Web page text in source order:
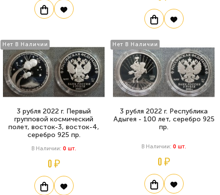
Нет В Наличии
3 рубля 2022 г. Первый
групповой космический
полет, восток-3, восток-4,
серебро 925 пр.
В Наличии: 0 Шт.
0 ₽
Нет В Наличии
3 рубля 2022 г. Республика
Адыгея - 100 лет, серебро 925
пр.
В Наличии: 0 Шт.
0 ₽